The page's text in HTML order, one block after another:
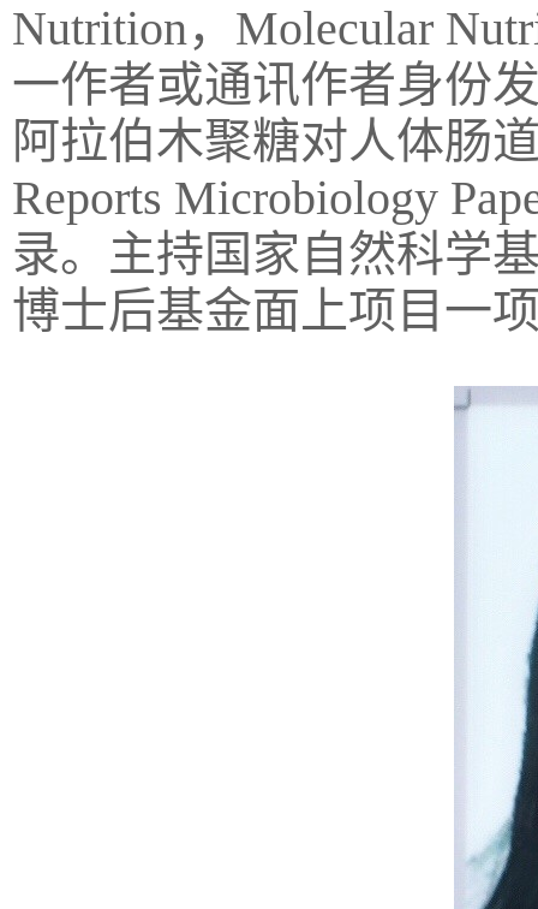
Nutrition，Molecular
一作者或通讯作者身份
阿拉伯木聚糖对人体肠
Reports Microbiology
录。主持国家自然科学
博士后基金面上项目一